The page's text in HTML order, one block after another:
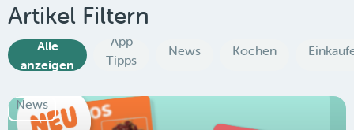
Artikel Filtern
Alle
anzeigen
App
Tipps
News Kochen
News